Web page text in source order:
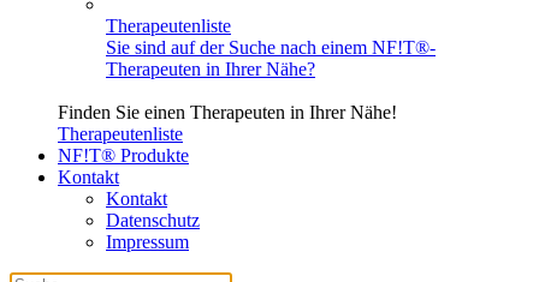
Therapeutenliste
Sie sind auf der Suche nach einem NF!T®-
Therapeuten in Ihrer Nähe?
Finden Sie einen Therapeuten in Ihrer Nähe!
Therapeutenliste
NF!T® Produkte
Kontakt
Kontakt
Datenschutz
Impressum